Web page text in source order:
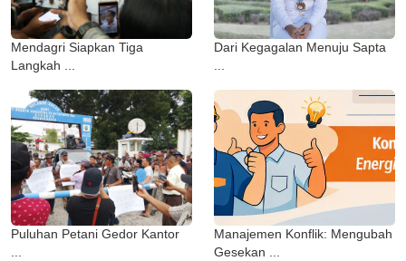
Mendagri Siapkan Tiga
Langkah ...
Dari Kegagalan Menuju Sapta
Puluhan Petani Gedor Kantor
Manajemen Konflik: Mengubah
Gesekan ...